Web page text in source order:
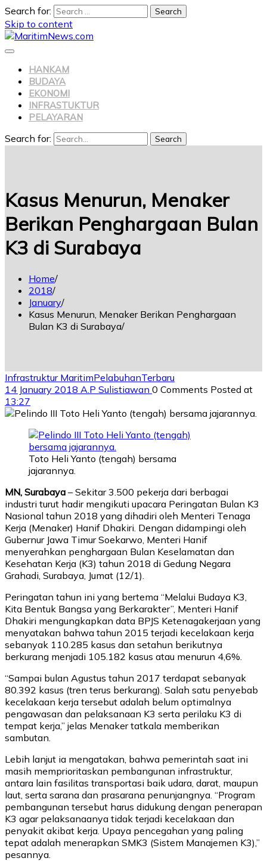
Search for:
Skip to content
HANKAM
BUDAYA
EKONOMI
INFRASTUKTUR
PELAYARAN
Search for: Search
Kasus Menurun, Menaker
Berikan Penghargaan Bulan
K3 di Surabaya
Home
2018
January
Kasus Menurun, Menaker Berikan Penghargaan
Bulan K3 di Surabaya
Infrastruktur MaritimPelabuhanTerbaru
14 January 2018 A.P Sulistiawan 0 Comments Posted at
13:27
Toto Heli Yanto (tengah) bersama
jajarannya.
MN, Surabaya – Sekitar 3.500 pekerja dari berbagai
industri turut hadir mengikuti upacara Peringatan Bulan K3
Nasional tahun 2018 yang dihadiri oleh Menteri Tenaga
Kerja (Menaker) Hanif Dhakiri. Dengan didampingi oleh
Gubernur Jawa Timur Soekarwo, Menteri Hanif
menyerahkan penghargaan Bulan Keselamatan dan
Kesehatan Kerja (K3) tahun 2018 di Gedung Negara
Grahadi, Surabaya, Jumat (12/1).
Peringatan tahun ini yang bertema “Melalui Budaya K3,
Kita Bentuk Bangsa yang Berkarakter”, Menteri Hanif
Dhakiri mengungkapkan data BPJS Ketenagakerjaan yang
menyatakan bahwa tahun 2015 terjadi kecelakaan kerja
sebanyak 110.285 kasus dan setahun berikutnya
berkurang menjadi 105.182 kasus atau menurun 4,6%.
“Sampai bulan Agustus tahun 2017 terdapat sebanyak
80.392 kasus (tren terus berkurang). Salah satu penyebab
kecelakaan kerja tersebut adalah belum optimalnya
pengawasan dan pelaksanaan K3 serta perilaku K3 di
tempat kerja,” jelas Menaker tatkala memberikan
sambutan.
Lebih lanjut ia mengatakan, bahwa pemerintah saat ini
masih memprioritaskan pembangunan infrastruktur,
antara lain fasilitas transportasi baik udara, darat, maupun
laut, serta sarana dan prasarana penunjangnya. “Program
pembangunan tersebut harus didukung dengan penerapan
K3 agar pelaksanaanya tidak terjadi kecelakaan dan
penyakit akibat kerja. Upaya pencegahan yang paling
tepat adalah menerapkan SMK3 (Sistem Manajemen K3),”
pesannya.